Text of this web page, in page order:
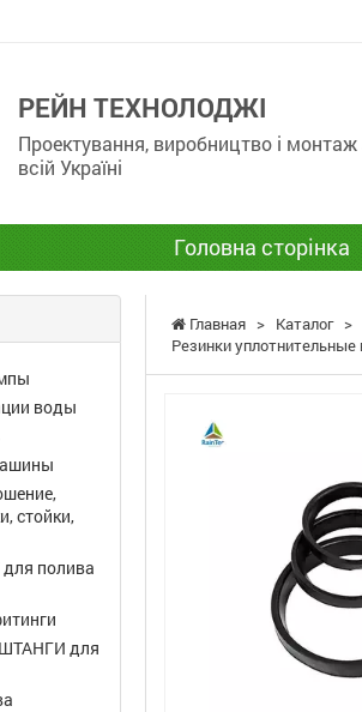
РЕЙН ТЕХНОЛОДЖІ
Проектування, виробництво і
всій Україні
Головна сторінка
Главная > Каталог >
Резинки
воды
стойки,
полива
для